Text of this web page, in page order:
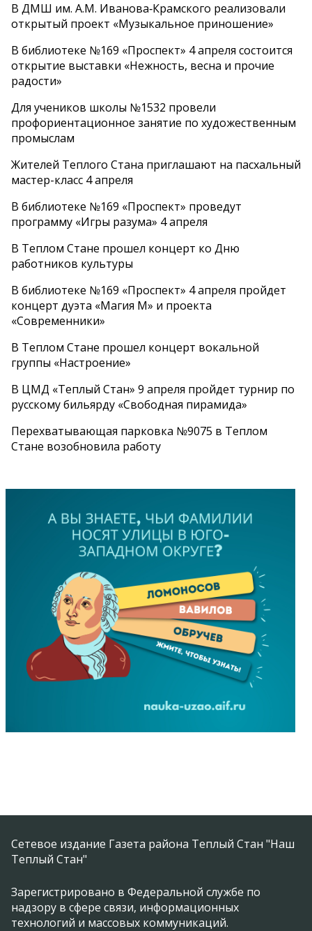
В ДМШ им. А.М. Иванова‑Крамского реализовали
открытый проект «Музыкальное приношение»
В библиотеке №169 «Проспект» 4 апреля состоится
открытие выставки «Нежность, весна и прочие
радости»
Для учеников школы №1532 провели
профориентационное занятие по художественным
промыслам
Жителей Теплого Стана приглашают на пасхальный
мастер-класс 4 апреля
В библиотеке №169 «Проспект» проведут
программу «Игры разума» 4 апреля
В Теплом Стане прошел концерт ко Дню
работников культуры
В библиотеке №169 «Проспект» 4 апреля пройдет
концерт дуэта «Магия М» и проекта
«Современники»
В Теплом Стане прошел концерт вокальной
группы «Настроение»
В ЦМД «Теплый Стан» 9 апреля пройдет турнир по
русскому бильярду «Свободная пирамида»
Перехватывающая парковка №9075 в Теплом
Стане возобновила работу
Сетевое издание Газета района Теплый Стан "Наш
Теплый Стан"
Зарегистрировано в Федеральной службе по
надзору в сфере связи, информационных
технологий и массовых коммуникаций.